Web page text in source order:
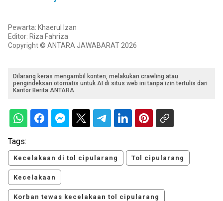
Pewarta: Khaerul Izan
Editor: Riza Fahriza
Copyright © ANTARA JAWABARAT 2026
Dilarang keras mengambil konten, melakukan crawling atau
pengindeksan otomatis untuk AI di situs web ini tanpa izin tertulis dari
Kantor Berita ANTARA.
Tags:
Kecelakaan di tol cipularang Tol cipularang
Kecelakaan
Korban tewas kecelakaan tol cipularang